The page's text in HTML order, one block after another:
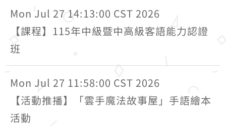
Mon Jul 27 14:13:00 CST 2026
【課程】115年中級暨中高級客語能力認證
班
Mon Jul 27 11:58:00 CST 2026
【活動推播】「雲手魔法故事屋」手語繪本
活動